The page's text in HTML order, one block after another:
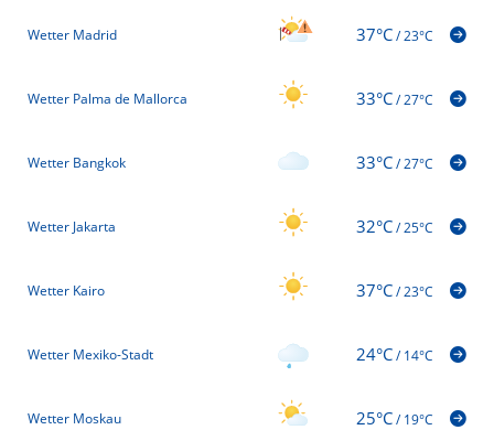
Wetter Madrid 37°C/23°C
Wetter Palma de Mallorca 33°C/27°C
Wetter Bangkok 33°C/27°C
Wetter Jakarta 32°C/25°C
Wetter Kairo 37°C/23°C
Wetter Mexiko-Stadt 24°C/14°C
Wetter Moskau 25°C/19°C